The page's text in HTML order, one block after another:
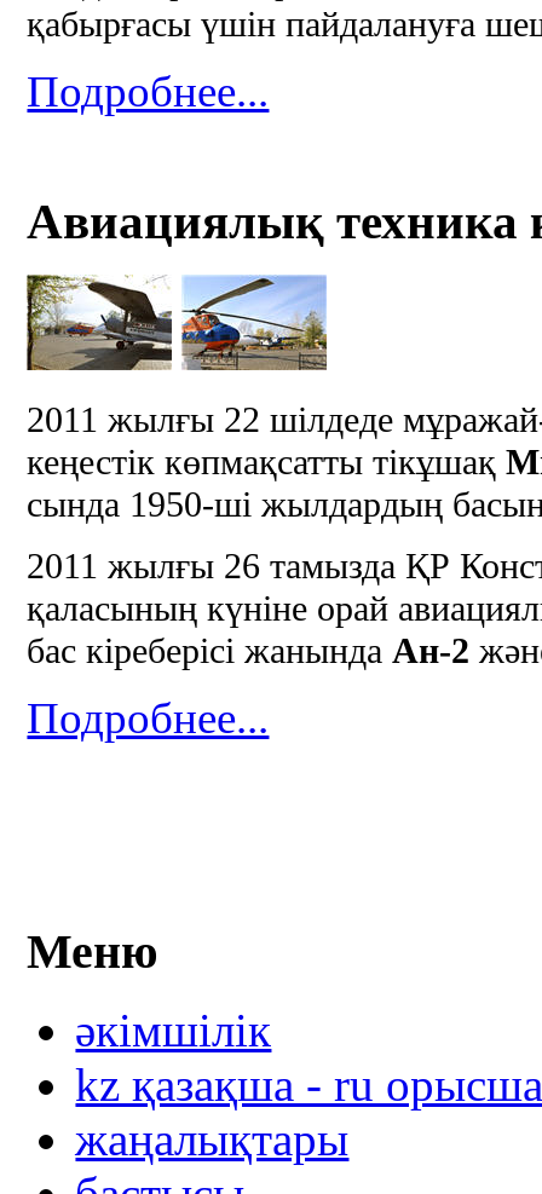
қабырғасы үшін пайдалануға
Подробнее...
Авиациялық техника
2011 жылғы 22 шілдеде
кеңестік көпмақсатты тікұшақ
сында 1950-ші жылдардың
2011 жылғы 26 тамызда ҚР
қаласының күніне орай
бас кіреберісі жанындаАн-2
Подробнее...
Меню
әкімшілік
kz қазақша - ru
жаңалықтары